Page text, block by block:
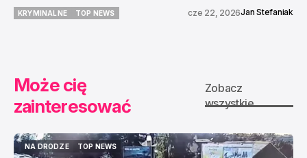
KRYMINALNE
TOP NEWS
cze 22, 2026Jan Stefaniak
Może cię
zainteresować
Zobacz
wszystkie
NA DRODZE
TOP NEWS